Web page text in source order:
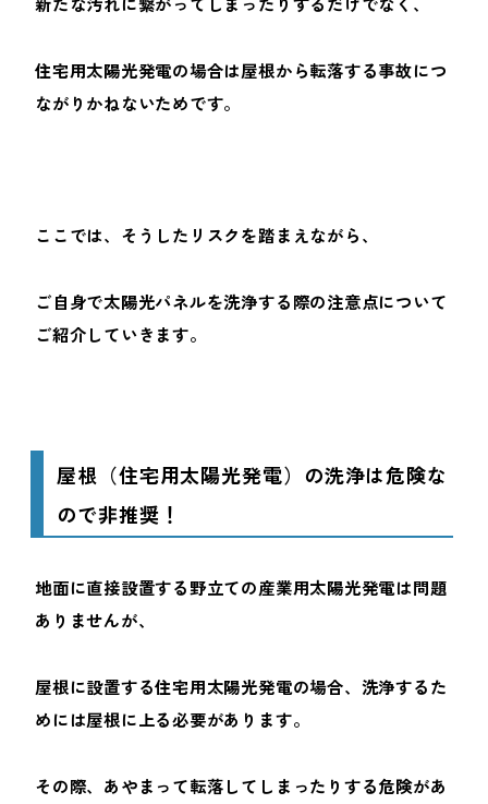
住宅用太陽光発電の場合は屋根から転落する事故につ
ながりかねないためです。
ここでは、そうしたリスクを踏まえながら、
ご自身で太陽光パネルを洗浄する際の注意点について
ご紹介していきます。
屋根（住宅用太陽光発電）の洗浄は危険な
ので非推奨！
地面に直接設置する野立ての産業用太陽光発電は問題
ありませんが、
屋根に設置する住宅用太陽光発電の場合、洗浄するた
めには屋根に上る必要があります。
その際、あやまって転落してしまったりする危険があ